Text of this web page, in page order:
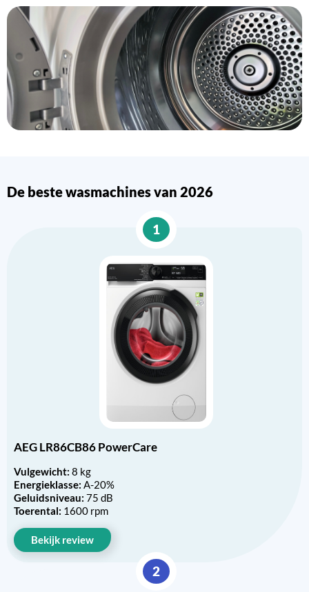
De beste wasmachines van 2026
1
AEG LR86CB86 PowerCare
Vulgewicht: 8 kg
Energieklasse: A-20%
Geluidsniveau: 75 dB
Toerental: 1600 rpm
Bekijk review
2